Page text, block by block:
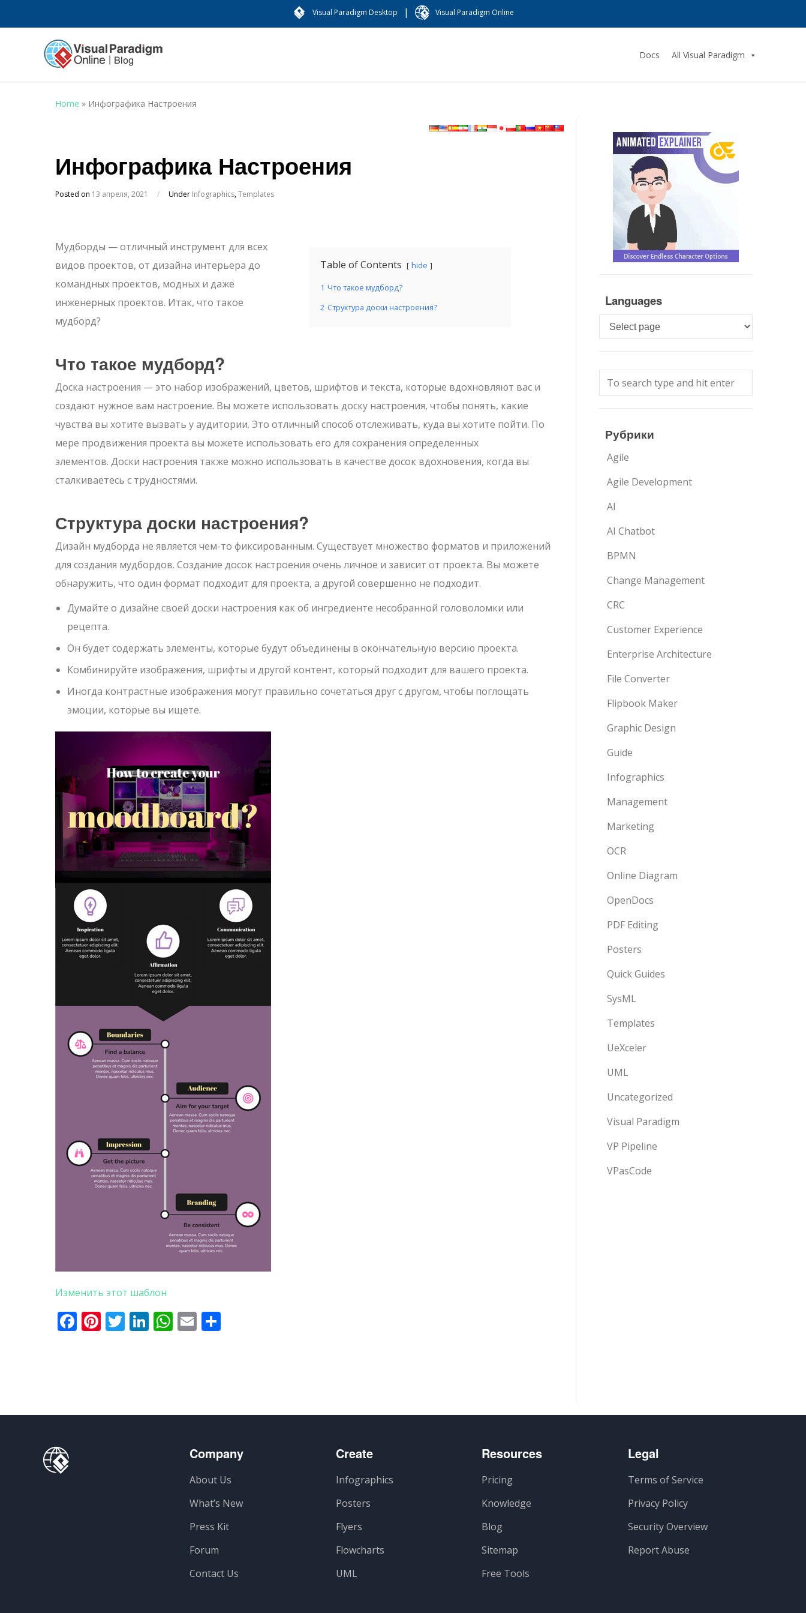
Visual Paradigm Desktop | Visual Paradigm Online
Docs All Visual Paradigm
Home » Инфографика Настроения
Инфографика Настроения
Posted on 13 апреля, 2021 / Under Infographics,Templates
Table of Contents hide
1 Что такое мудборд?
2 Структура доски настроения?
Мудборды — отличный инструмент для всех
видов проектов, от дизайна интерьера до
командных проектов, модных и даже
инженерных проектов. Итак, что такое
мудборд?
Что такое мудборд?
Доска настроения — это набор изображений, цветов, шрифтов и текста, которые вдохновляют вас и
создают нужное вам настроение. Вы можете использовать доску настроения, чтобы понять, какие
чувства вы хотите вызвать у аудитории. Это отличный способ отслеживать, куда вы хотите пойти. По
мере продвижения проекта вы можете использовать его для сохранения определенных
элементов. Доски настроения также можно использовать в качестве досок вдохновения, когда вы
сталкиваетесь с трудностями.
Структура доски настроения?
Дизайн мудборда не является чем-то фиксированным. Существует множество форматов и приложений
для создания мудбордов. Создание досок настроения очень личное и зависит от проекта. Вы можете
обнаружить, что один формат подходит для проекта, а другой совершенно не подходит.
Думайте о дизайне своей доски настроения как об ингредиенте несобранной головоломки или
рецепта.
Он будет содержать элементы, которые будут объединены в окончательную версию проекта.
Комбинируйте изображения, шрифты и другой контент, который подходит для вашего проекта.
Иногда контрастные изображения могут правильно сочетаться друг с другом, чтобы поглощать
эмоции, которые вы ищете.
Изменить этот шаблон
Facebook
Pinterest
Twitter
LinkedIn
WhatsApp
Email
Languages
Languages
Рубрики
Agile
Agile Development
AI
AI Chatbot
BPMN
Change Management
CRC
Customer Experience
Enterprise Architecture
File Converter
Flipbook Maker
Graphic Design
Guide
Infographics
Management
Marketing
OCR
Online Diagram
OpenDocs
PDF Editing
Posters
Quick Guides
SysML
Templates
UeXceler
UML
Uncategorized
Visual Paradigm
VP Pipeline
VPasCode
Company
About Us
What’s New
Press Kit
Forum
Contact Us
Create
Infographics
Posters
Flyers
Flowcharts
UML
Resources
Pricing
Knowledge
Blog
Sitemap
Free Tools
Legal
Terms of Service
Privacy Policy
Security Overview
Report Abuse